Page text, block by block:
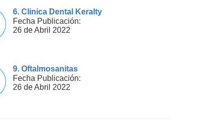
6. Clinica Dental Keralty
Fecha Publicación:
26 de Abril 2022
9. Oftalmosanitas
Fecha Publicación:
26 de Abril 2022